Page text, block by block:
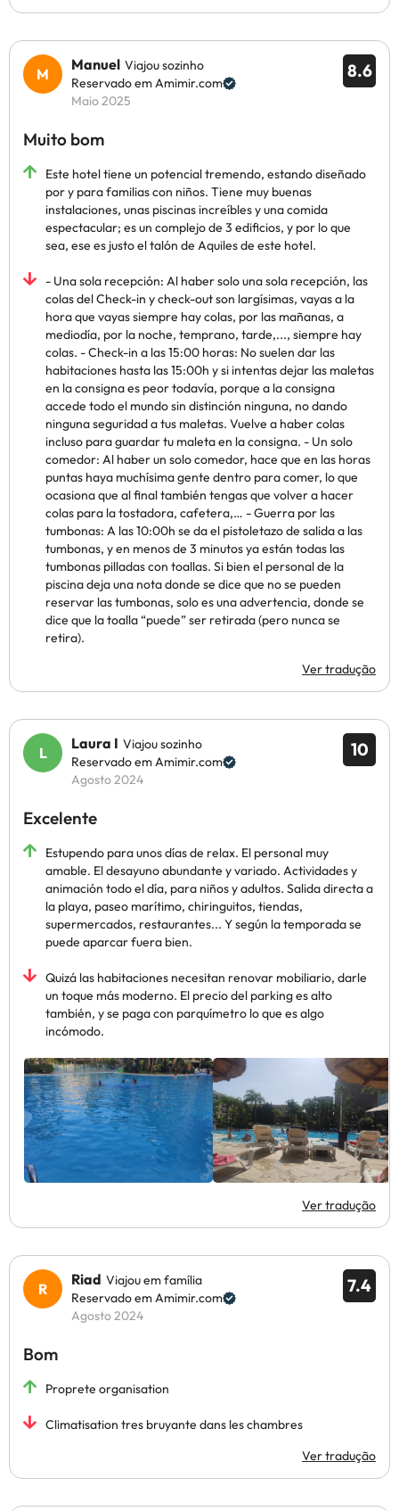
8.6
Manuel Viajou sozinho
Reservado em Amimir.com
Maio 2025
Muito bom
Este hotel tiene un potencial tremendo, estando diseñado
por y para familias con niños. Tiene muy buenas
instalaciones, unas piscinas increíbles y una comida
espectacular; es un complejo de 3 edificios, y por lo que
sea, ese es justo el talón de Aquiles de este hotel.
- Una sola recepción: Al haber solo una sola recepción, las
colas del Check-in y check-out son largísimas, vayas a la
hora que vayas siempre hay colas, por las mañanas, a
mediodía, por la noche, temprano, tarde,..., siempre hay
colas. - Check-in a las 15:00 horas: No suelen dar las
habitaciones hasta las 15:00h y si intentas dejar las maletas
en la consigna es peor todavía, porque a la consigna
accede todo el mundo sin distinción ninguna, no dando
ninguna seguridad a tus maletas. Vuelve a haber colas
incluso para guardar tu maleta en la consigna. - Un solo
comedor: Al haber un solo comedor, hace que en las horas
puntas haya muchísima gente dentro para comer, lo que
ocasiona que al final también tengas que volver a hacer
colas para la tostadora, cafetera,… - Guerra por las
tumbonas: A las 10:00h se da el pistoletazo de salida a las
tumbonas, y en menos de 3 minutos ya están todas las
tumbonas pilladas con toallas. Si bien el personal de la
piscina deja una nota donde se dice que no se pueden
reservar las tumbonas, solo es una advertencia, donde se
dice que la toalla “puede” ser retirada (pero nunca se
retira).
Ver tradução
10
Laura I Viajou sozinho
Reservado em Amimir.com
Agosto 2024
Excelente
Estupendo para unos días de relax. El personal muy
amable. El desayuno abundante y variado. Actividades y
animación todo el día, para niños y adultos. Salida directa a
la playa, paseo marítimo, chiringuitos, tiendas,
supermercados, restaurantes... Y según la temporada se
puede aparcar fuera bien.
Quizá las habitaciones necesitan renovar mobiliario, darle
un toque más moderno. El precio del parking es alto
también, y se paga con parquímetro lo que es algo
incómodo.
Ver tradução
7.4
Riad Viajou em família
Reservado em Amimir.com
Agosto 2024
Bom
Proprete organisation
Climatisation tres bruyante dans les chambres
Ver tradução